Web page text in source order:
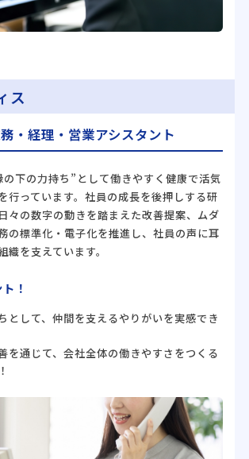
ス
・経理・営業アシスタント
下の力持ち”として働きやすく健康で活気
行っています。社員の成長を後押しする研
々の数字の動きを踏まえた改善提案、ムダ
の標準化・電子化を推進し、社員の声に耳
織を支えています。
！
として、仲間を支えるやりがいを実感でき
を通じて、会社全体の働きやすさをつくる